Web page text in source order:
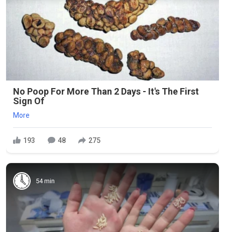
No Poop For More Than 2 Days - It's The First
Sign Of
More
193 48 275
54 min